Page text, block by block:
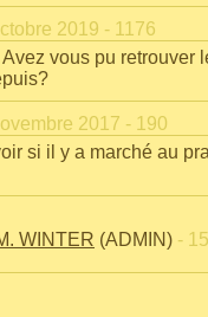
2019 - 1176
vous pu retrouver
2017 - 190
si il y a marché au
WINTER (ADMIN) -